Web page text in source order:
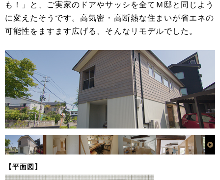
も！」と、ご実家のドアやサッシを全てＭ邸と同じよう
に変えたそうです。高気密・高断熱な住まいが省エネの
可能性をますます広げる、そんなリモデルでした。
【平面図】